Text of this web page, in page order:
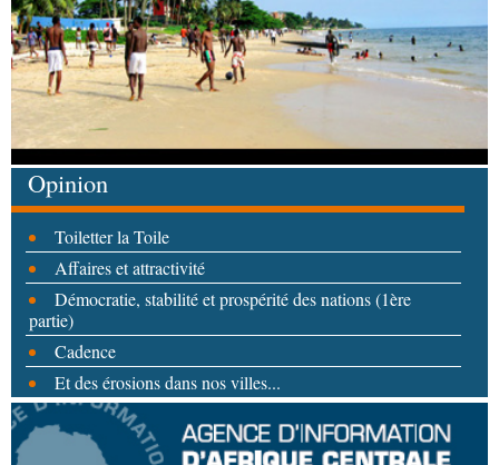
Opinion
Toiletter la Toile
Affaires et attractivité
Démocratie, stabilité et prospérité des nations (1ère
partie)
Cadence
Et des érosions dans nos villes...